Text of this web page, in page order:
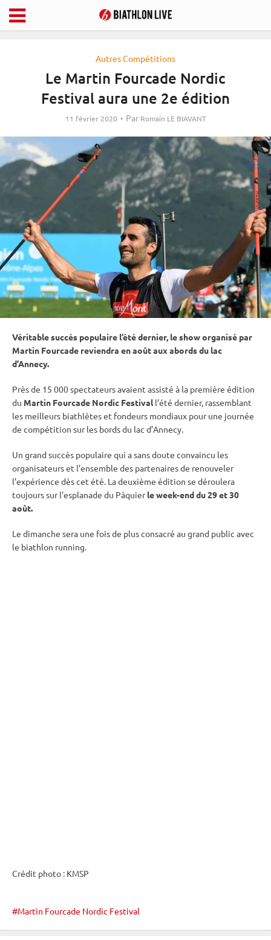
Autres Compétitions
Le Martin Fourcade Nordic
Festival aura une 2e édition
11 février 2020 Par Romain LE BIAVANT
Véritable succès populaire l’été dernier, le show organisé par
Martin Fourcade reviendra en août aux abords du lac
d’Annecy.
Près de 15 000 spectateurs avaient assisté à la première édition
du Martin Fourcade Nordic Festivall’été dernier, rassemblant
les meilleurs biathlètes et fondeurs mondiaux pour une journée
de compétition sur les bords du lac d’Annecy.
Un grand succès populaire qui a sans doute convaincu les
organisateurs et l’ensemble des partenaires de renouveler
l’expérience dès cet été. La deuxième édition se déroulera
toujours sur l’esplanade du Pâquierle week-end du 29 et 30
août.
Le dimanche sera une fois de plus consacré au grand public avec
le biathlon running.
Crédit photo : KMSP
Martin Fourcade Nordic Festival